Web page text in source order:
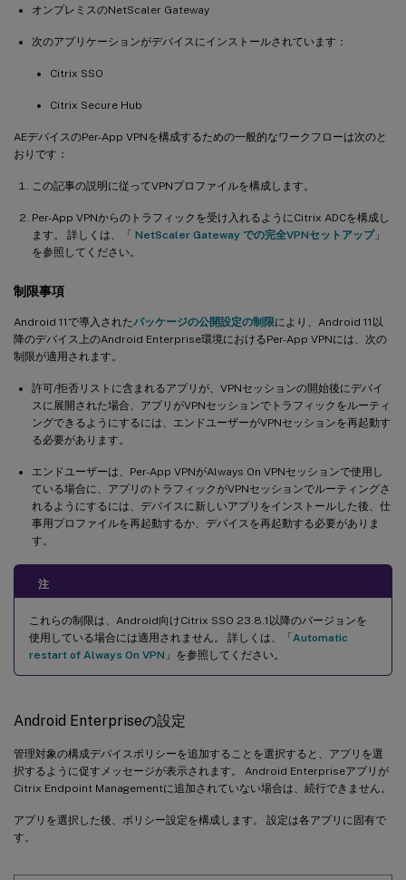
オンプレミスのNetScaler Gateway
次のアプリケーションがデバイスにインストールされています：
Citrix SSO
Citrix Secure Hub
AEデバイスのPer-App VPNを構成するための一般的なワークフローは次のと
おりです：
この記事の説明に従ってVPNプロファイルを構成します。
Per-App VPNからのトラフィックを受け入れるようにCitrix ADCを構成し
ます。 詳しくは、「 NetScaler Gateway での完全VPNセットアップ」
を参照してください。
制限事項
Android 11で導入されたパッケージの公開設定の制限により、Android 11以
降のデバイス上のAndroid Enterprise環境におけるPer-App VPNには、次の
制限が適用されます。
許可/拒否リストに含まれるアプリが、VPNセッションの開始後にデバイ
スに展開された場合、アプリがVPNセッションでトラフィックをルーティ
ングできるようにするには、エンドユーザーがVPNセッションを再起動す
る必要があります。
エンドユーザーは、Per-App VPNがAlways On VPNセッションで使用し
ている場合に、アプリのトラフィックがVPNセッションでルーティングさ
れるようにするには、デバイスに新しいアプリをインストールした後、仕
事用プロファイルを再起動するか、デバイスを再起動する必要がありま
す。
注
これらの制限は、Android向けCitrix SSO 23.8.1以降のバージョンを
使用している場合には適用されません。 詳しくは、「Automatic
restart of Always On VPN 」を参照してください。
Android Enterpriseの設定
管理対象の構成デバイスポリシーを追加することを選択すると、アプリを選
択するように促すメッセージが表示されます。 Android Enterpriseアプリが
Citrix Endpoint Managementに追加されていない場合は、続行できません。
アプリを選択した後、ポリシー設定を構成します。 設定は各アプリに固有で
す。